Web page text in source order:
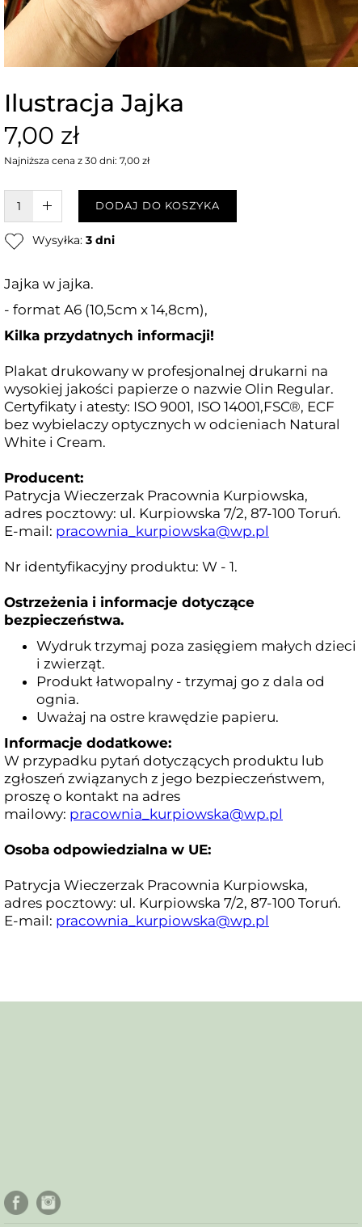
Ilustracja Jajka
7,00 zł
Najniższa cena z 30 dni: 7,00 zł
W KOSZYKU :)DODAJ DO KOSZYKA
Wysyłka: 3 dni
Jajka w jajka.
- format A6 (10,5cm x 14,8cm),
Kilka przydatnych informacji!
Plakat drukowany w profesjonalnej drukarni na
wysokiej jakości papierze o nazwie Olin Regular.
Certyfikaty i atesty: ISO 9001, ISO 14001,FSC®, ECF
bez wybielaczy optycznych w odcieniach Natural
White i Cream.
Producent:
Patrycja Wieczerzak Pracownia Kurpiowska,
adres pocztowy: ul. Kurpiowska 7/2, 87-100 Toruń.
E-mail: pracownia_kurpiowska@wp.pl
Nr identyfikacyjny produktu: W - 1.
Ostrzeżenia i informacje dotyczące
bezpieczeństwa.
Wydruk trzymaj poza zasięgiem małych dzieci
i zwierząt.
Produkt łatwopalny - trzymaj go z dala od
ognia.
Uważaj na ostre krawędzie papieru.
Informacje dodatkowe:
W przypadku pytań dotyczących produktu lub
zgłoszeń związanych z jego bezpieczeństwem,
proszę o kontakt na adres
mailowy: pracownia_kurpiowska@wp.pl
Osoba odpowiedzialna w UE:
Patrycja Wieczerzak Pracownia Kurpiowska,
adres pocztowy: ul. Kurpiowska 7/2, 87-100 Toruń.
E-mail: pracownia_kurpiowska@wp.pl